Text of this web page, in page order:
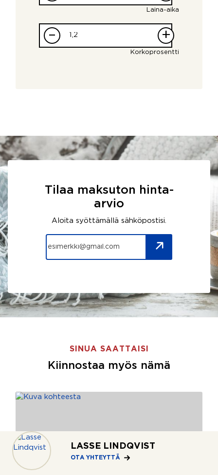
LASSE LINDQVIST
OTA YHTEYTTÄ
Laina-aika
– +
Korkoprosentti
Tilaa maksuton hinta-
arvio
Aloita syöttämällä sähköpostisi.
SINUA SAATTAISI
Kiinnostaa myös nämä